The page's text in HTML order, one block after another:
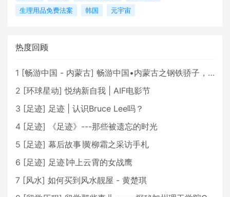
生理用品免费法案
韩国 元宇宙
热度回顾
1 [畅游中国 - 内蒙古] 畅游中国•内蒙古之钢铁骄子，魅力包头
2 [环球星动] 悦纳新自我 | AIF电影节
3 [足迹] 足迹 | 认识Bruce Lee吗？
4 [足迹]
《足迹》---那些被遗忘的时光
5 [足迹] 幕后故事∣黄柳霜之采访手札
6 [足迹] 足迹∣冲上云霄的女战鹰
7 [风水] 如何买到风水靓屋 - 黄楚琪